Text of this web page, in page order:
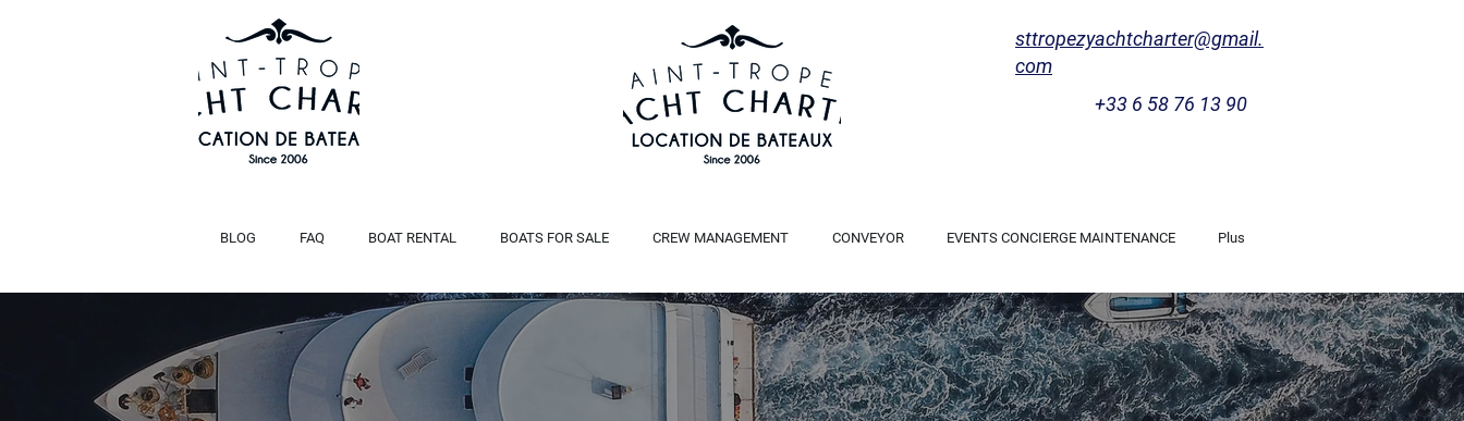
sttropezyachtcharter@gmail.
com
+33 6 58 76 13 90
BLOG FAQ BOAT RENTAL BOATS FOR SALE CREW MANAGEMENT CONVEYOR EVENTS CONCIERGE MAINTENANCE Plus